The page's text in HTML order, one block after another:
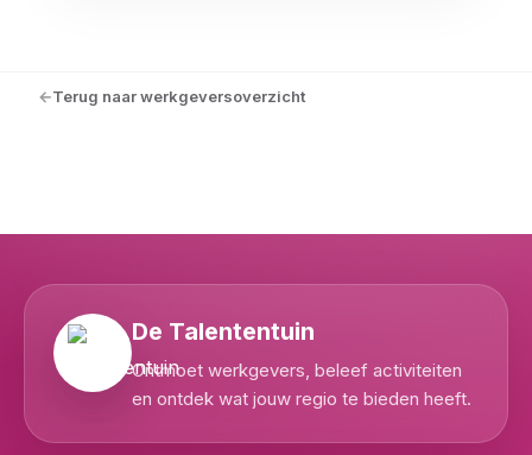
Terug naar werkgeversoverzicht
De Talententuin
Ontmoet werkgevers, beleef activiteiten
en ontdek wat jouw regio te bieden heeft.